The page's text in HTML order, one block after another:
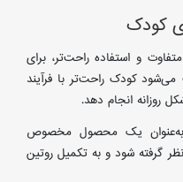
کودک
و استفاده راحت‌تر، برای
کودک راحت‌تر با فرآیند
روزانه انجام دهد.
یک محصول مخصوص
گرفته شود و به تکمیل روتین